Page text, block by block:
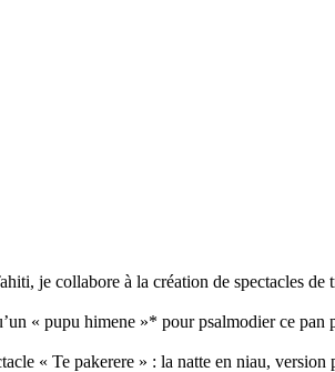
je collabore à la création de spectacles
« pupu himene »* pour psalmodier ce
« Te pakerere » : la natte en niau,